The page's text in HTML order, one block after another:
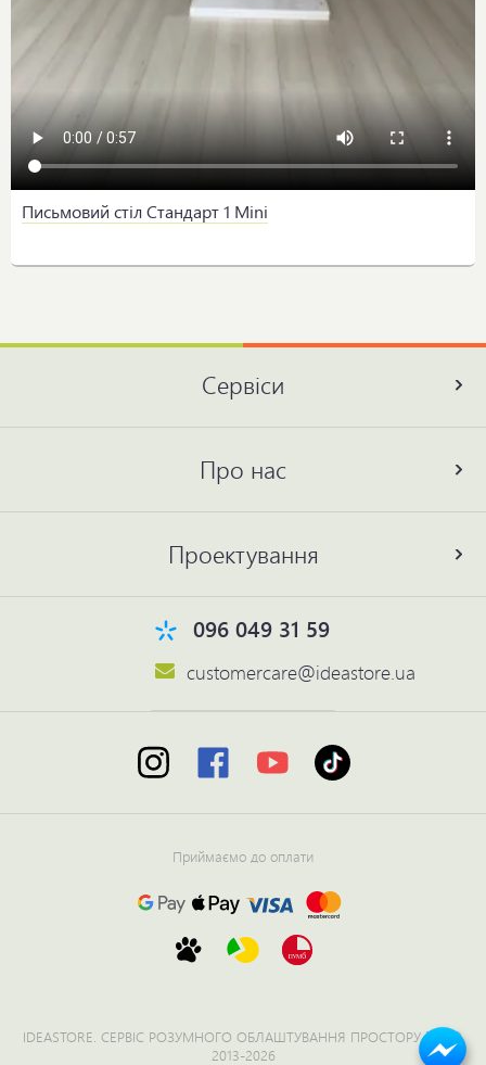
Письмовий стіл Стандарт 1 Mini
Сервіси
Про нас
Проектування
096 049 31 59
customercare@ideastore.ua
Приймаємо до оплати
IDEASTORE. СЕРВІС РОЗУМНОГО ОБЛАШТУВАННЯ ПРОСТОРУ №1 ©
2013-2026